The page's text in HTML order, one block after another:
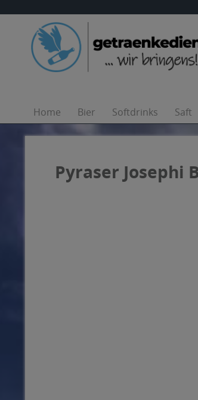
Home Bier Softdrinks Saft
Pyraser Josephi